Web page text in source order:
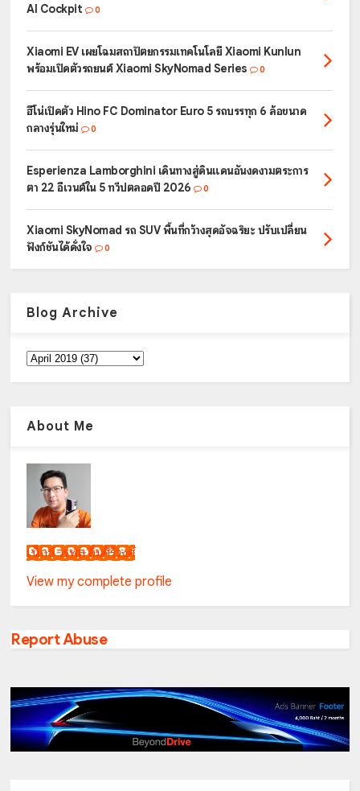
AI Cockpit
0
Xiaomi EV เผยโฉมสถาปัตยกรรมเทคโนโลยี Xiaomi Kunlun
พร้อมเปิดตัวรถยนต์ Xiaomi SkyNomad Series
0
ฮีโน่เปิดตัว Hino FC Dominator Euro 5 รถบรรทุก 6 ล้อขนาด
กลางรุ่นใหม่
0
Esperienza Lamborghini เดินทางสู่ดินแดนอันงดงามตระการ
ตา 22 อีเวนต์ใน 5 ทวีปตลอดปี 2026
0
Xiaomi SkyNomad รถ SUV พื้นที่กว้างสุดอัจฉริยะ ปรับเปลี่ยน
ฟังก์ชันได้ดั่งใจ
0
Blog Archive
About Me
เน็กซ์ วรพล ลิ่มศิริวงศ์
View my complete profile
Report Abuse